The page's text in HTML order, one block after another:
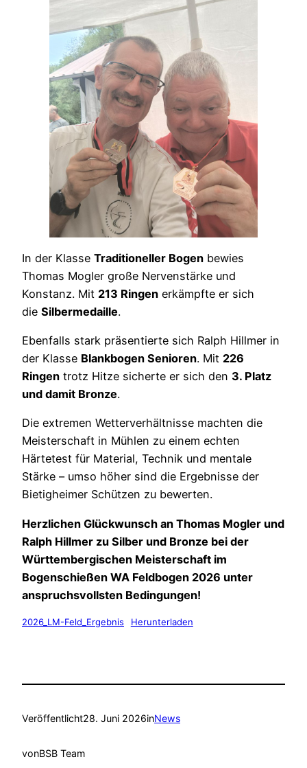
In der Klasse Traditioneller Bogen bewies
Thomas Mogler große Nervenstärke und
Konstanz. Mit 213 Ringen erkämpfte er sich
die Silbermedaille.
Ebenfalls stark präsentierte sich Ralph Hillmer in
der Klasse Blankbogen Senioren. Mit 226
Ringen trotz Hitze sicherte er sich den 3. Platz
und damit Bronze.
Die extremen Wetterverhältnisse machten die
Meisterschaft in Mühlen zu einem echten
Härtetest für Material, Technik und mentale
Stärke – umso höher sind die Ergebnisse der
Bietigheimer Schützen zu bewerten.
Herzlichen Glückwunsch an Thomas Mogler und
Ralph Hillmer zu Silber und Bronze bei der
Württembergischen Meisterschaft im
Bogenschießen WA Feldbogen 2026 unter
anspruchsvollsten Bedingungen!
2026_LM-Feld_Ergebnis Herunterladen
Veröffentlicht28. Juni 2026inNews
vonBSB Team